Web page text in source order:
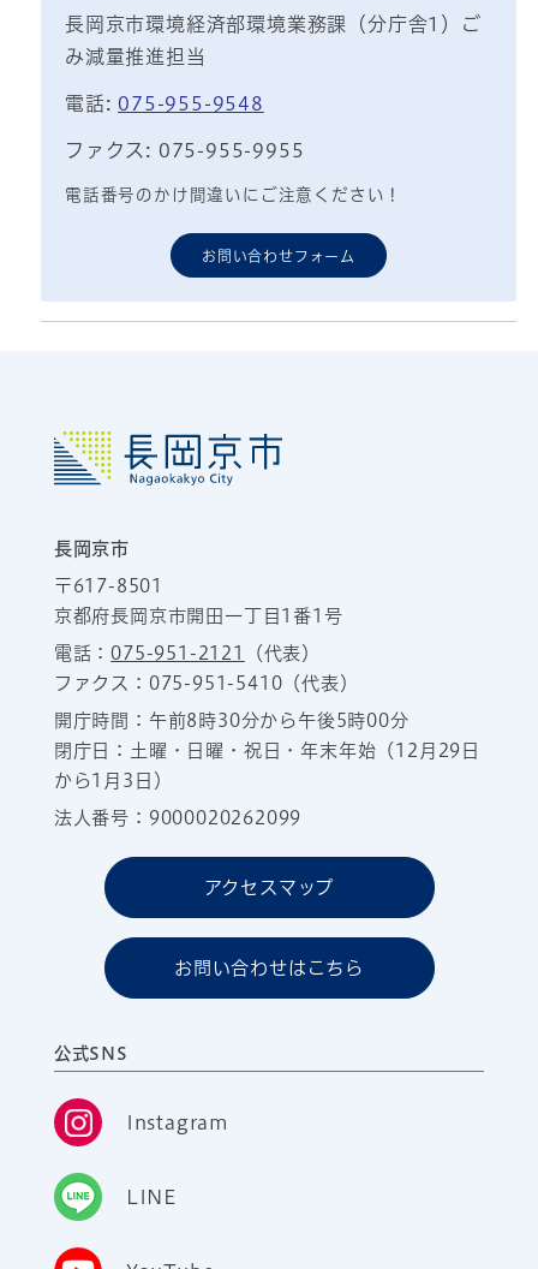
長岡京市環境経済部環境業務課（分庁舎1）ご
み減量推進担当
電話: 075-955-9548
ファクス: 075-955-9955
電話番号のかけ間違いにご注意ください！
お問い合わせフォーム
長岡京市
〒617-8501
京都府長岡京市開田一丁目1番1号
電話：075-951-2121
（代表）
ファクス：075-951-5410（代表）
開庁時間：午前8時30分から午後5時00分
閉庁日：土曜・日曜・祝日・年末年始（12月29日
から1月3日）
法人番号：9000020262099
アクセスマップ
お問い合わせはこちら
公式SNS
Instagram
LINE